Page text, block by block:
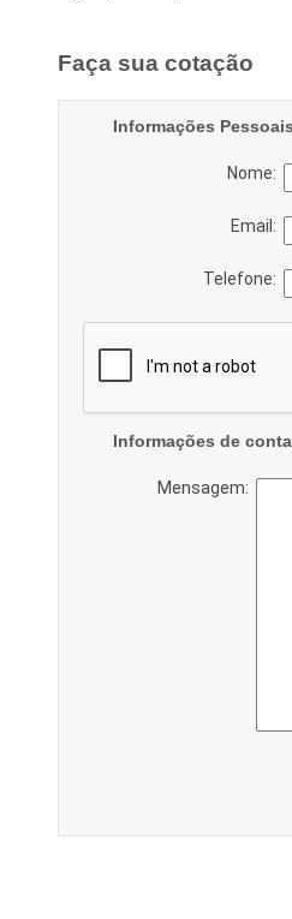
Faça sua cotação
Informações Pessoais
Nome:
Email:
Telefone:
Informações de
Mensagem: